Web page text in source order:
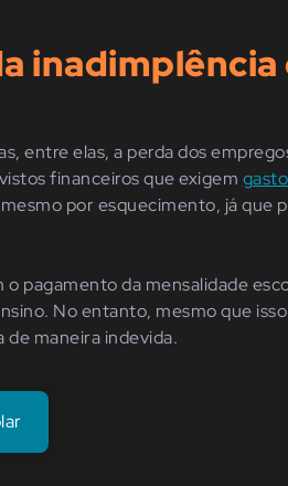
inadimplência
entre elas, a perda dos
financeiros que exigem
por esquecimento, já que
o pagamento da mensalidade
No entanto, mesmo que
de maneira indevida.